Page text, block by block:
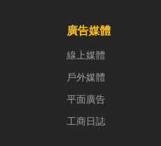
廣告媒體
線上媒體
戶外媒體
平面廣告
工商日誌